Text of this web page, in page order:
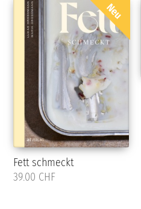
Neu
Fett schmeckt
39.00 CHF